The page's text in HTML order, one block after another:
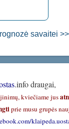
savaitei >>
.info draugai,
kviečiame jus
prie musu grupės